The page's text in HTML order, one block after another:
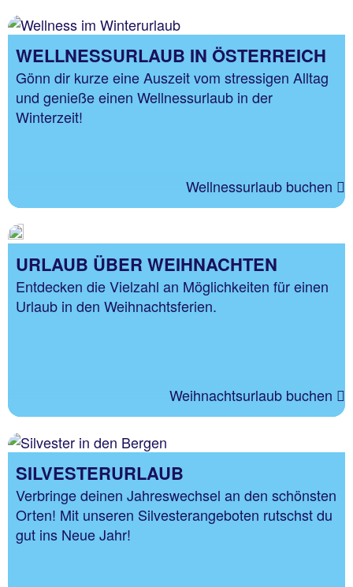
WELLNESSURLAUB IN ÖSTERREICH
Gönn dir kurze eine Auszeit vom stressigen Alltag
und genieße einen Wellnessurlaub in der
Winterzeit!
Wellnessurlaub buchen
URLAUB ÜBER WEIHNACHTEN
Entdecken die Vielzahl an Möglichkeiten für einen
Urlaub in den Weihnachtsferien.
Weihnachtsurlaub buchen
SILVESTERURLAUB
Verbringe deinen Jahreswechsel an den schönsten
Orten! Mit unseren Silvesterangeboten rutschst du
gut ins Neue Jahr!